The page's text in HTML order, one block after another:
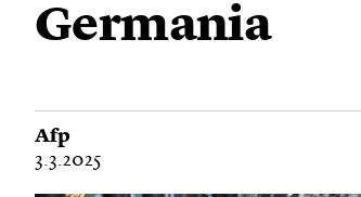
Germania
Afp
3.3.2025